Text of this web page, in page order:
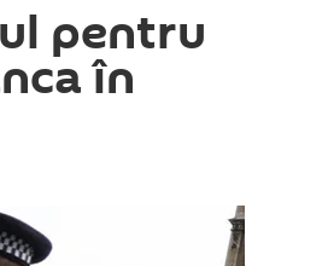
pentru
în